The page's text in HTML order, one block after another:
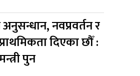
नवप्रवर्तन र
दिएका छौँ :
पुन